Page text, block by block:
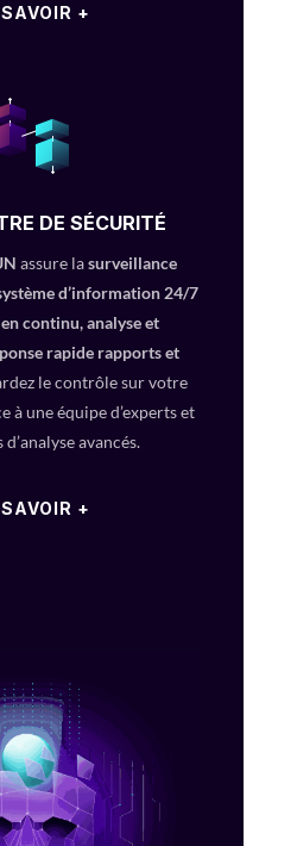
+
DE SÉCURITÉ
assure lasurveillance
d’information 24/7
continu, analyse et
rapide rapports et
le contrôle sur votre
à une équipe d’experts et
avancés.
+